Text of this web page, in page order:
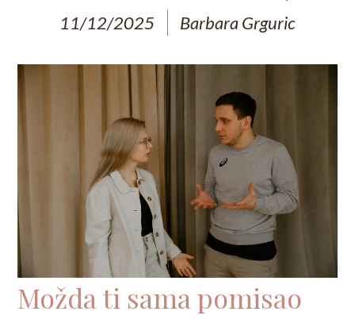
11/12/2025 Barbara Grguric
Možda ti sama pomisao